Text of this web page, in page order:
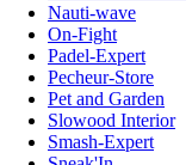
Nauti-wave
On-Fight
Padel-Expert
Pecheur-Store
Pet and Garden
Slowood Interior
Smash-Expert